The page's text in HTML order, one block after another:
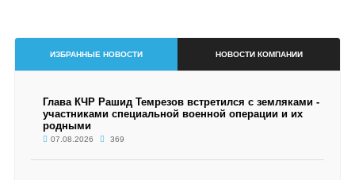
ИЗБРАННЫЕ НОВОСТИ НОВОСТИ КОМПАНИИ
Глава КЧР Рашид Темрезов встретился с земляками -
участниками специальной военной операции и их
родными
07.08.2026 369